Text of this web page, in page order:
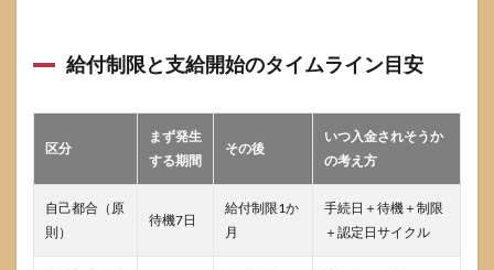
を直
です
か
ハロ
給付制限と支給開始のタイムライン目安
区分
まず発生
する期間
その後
いつ入金されそうか
の考え方
自己都合（原
則）
待機7日
給付制限1か
月
手続日＋待機＋制限
＋認定日サイクル